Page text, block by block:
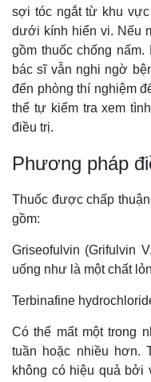
sợi tóc ngắt từ khu
dưới kính hiển vi. Nếu
gồm thuốc chống
bác sĩ vẫn nghi ngờ
đến phòng thí nghiệm
thể tự kiểm tra xem
điều trị.
Phương pháp
Thuốc được chấp
gồm:
Griseofulvin (Grifulvin
uống như là một chất
Terbinafine
Có thể mất một trong
tuần hoặc nhiều hơn.
không có hiệu quả bởi